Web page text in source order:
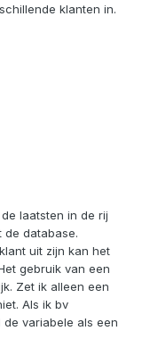
klanten in.
laatsten in de rij
database.
uit zijn kan het
gebruik van een
Zet ik alleen een
Als ik bv
variabele als een